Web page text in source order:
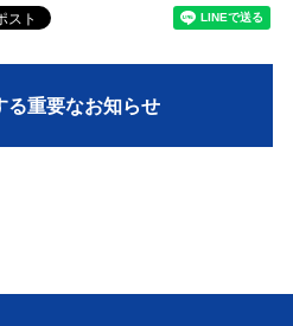
る重要なお知らせ